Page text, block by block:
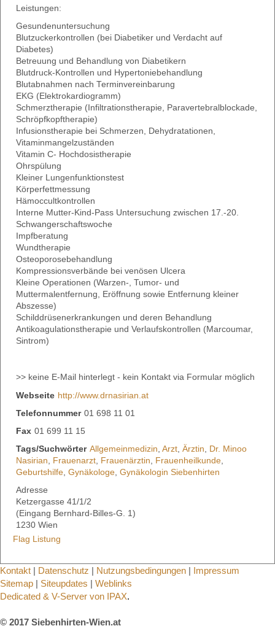
Leistungen:
Gesundenuntersuchung
Blutzuckerkontrollen (bei Diabetiker und Verdacht auf
Diabetes)
Betreuung und Behandlung von Diabetikern
Blutdruck-Kontrollen und Hypertoniebehandlung
Blutabnahmen nach Terminvereinbarung
EKG (Elektrokardiogramm)
Schmerztherapie (Infiltrationstherapie, Paravertebralblockade,
Schröpfkopftherapie)
Infusionstherapie bei Schmerzen, Dehydratationen,
Vitaminmangelzuständen
Vitamin C- Hochdosistherapie
Ohrspülung
Kleiner Lungenfunktionstest
Körperfettmessung
Hämoccultkontrollen
Interne Mutter-Kind-Pass Untersuchung zwischen 17.-20.
Schwangerschaftswoche
Impfberatung
Wundtherapie
Osteoporosebehandlung
Kompressionsverbände bei venösen Ulcera
Kleine Operationen (Warzen-, Tumor- und
Muttermalentfernung, Eröffnung sowie Entfernung kleiner
Abszesse)
Schilddrüsenerkrankungen und deren Behandlung
Antikoagulationstherapie und Verlaufskontrollen (Marcoumar,
Sintrom)
>> keine E-Mail hinterlegt - kein Kontakt via Formular möglich
Webseite http://www.drnasirian.at
Telefonnummer 01 698 11 01
Fax 01 699 11 15
Tags/Suchwörter Allgemeinmedizin Arzt Ärztin
Dr. Minoo
Nasirian
Frauenarzt Frauenärztin Frauenheilkunde
Geburtshilfe Gynäkologe Gynäkologin Siebenhirten
Adresse
Ketzergasse 41/1/2
(Eingang Bernhard-Billes-G. 1)
1230 Wien
Flag Listung
Kontakt | Datenschutz | Nutzungsbedingungen | Impressum
Sitemap | Siteupdates | Weblinks
Dedicated & V-Server von IPAX.
© 2017 Siebenhirten-Wien.at